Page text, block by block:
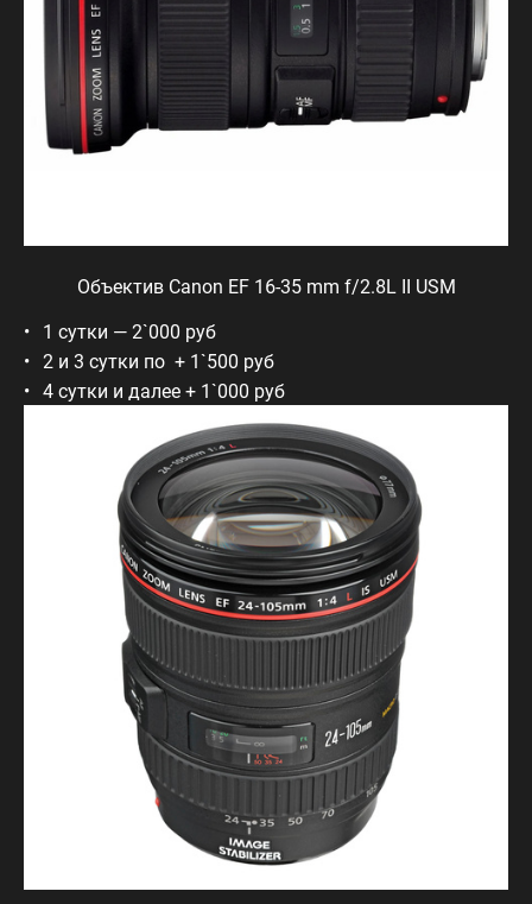
Объектив Canon EF 16-35 mm f/2.8L II USM
1 сутки — 2`000 руб
2 и 3 сутки по + 1`500 руб
4 сутки и далее + 1`000 руб